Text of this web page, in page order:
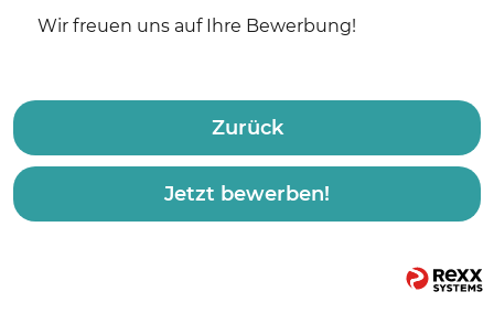
Wir freuen uns auf Ihre Bewerbung!
Zurück
Jetzt bewerben!